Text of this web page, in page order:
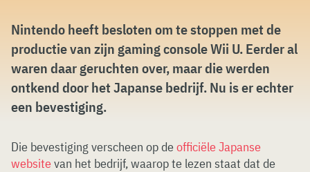
Nintendo heeft besloten om te stoppen met de
productie van zijn gaming console Wii U. Eerder al
waren daar geruchten over, maar die werden
ontkend door het Japanse bedrijf. Nu is er echter
een bevestiging.
Die bevestiging verscheen op deofficiële Japanse
websitevan het bedrijf, waarop te lezen staat dat de